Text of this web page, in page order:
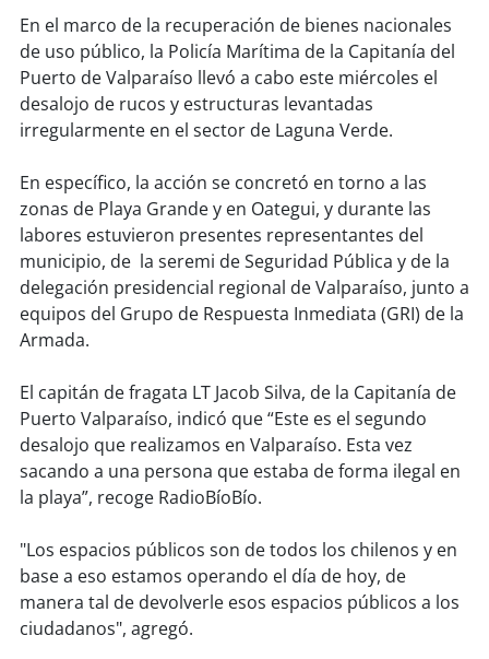
soy
soy iquique
soy calama
soyantofagasta
soy copiapó
soyvalparaíso
soyquillota
soysanantonio
soychillán
soysancarlos
soytalcahuano
soyconcepción
En el marco de la recuperación de bienes nacionales
de uso público, la Policía Marítima de la Capitanía del
Puerto de Valparaíso llevó a cabo este miércoles el
desalojo de rucos y estructuras levantadas
irregularmente en el sector de Laguna Verde.
En específico, la acción se concretó en torno a las
zonas de Playa Grande y en Oategui, y durante las
labores estuvieron presentes representantes del
municipio, de la seremi de Seguridad Pública y de la
delegación presidencial regional de Valparaíso, junto a
equipos del Grupo de Respuesta Inmediata (GRI) de la
Armada.
El capitán de fragata LT Jacob Silva, de la Capitanía de
Puerto Valparaíso, indicó que “Este es el segundo
desalojo que realizamos en Valparaíso. Esta vez
sacando a una persona que estaba de forma ilegal en
la playa”, recoge RadioBíoBío.
"Los espacios públicos son de todos los chilenos y en
base a eso estamos operando el día de hoy, de
manera tal de devolverle esos espacios públicos a los
ciudadanos", agregó.